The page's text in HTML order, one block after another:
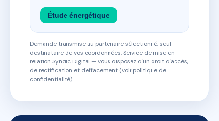
Étude énergétique
Demande transmise au partenaire sélectionné, seul
destinataire de vos coordonnées. Service de mise en
relation Syndic Digital — vous disposez d'un droit d'accès,
de rectification et d'effacement (voir politique de
confidentialité).